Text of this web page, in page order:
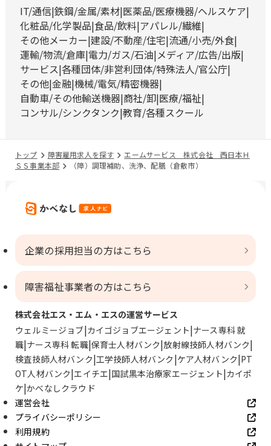
IT/通信 鉄鋼/金属/素材 医薬品/医療機器/ヘルスケア
化粧品/化学製品 食品/飲料 アパレル/繊維
その他メーカー 建設/不動産/住宅 流通/小売/外食
運輸/物流/倉庫 電力/ガス/石油 メディア/広告/出版
サービス 各種団体/非営利団体/特殊法人/官公庁
その他 金融 機械/電気/精密機器
自動車/その他輸送機器 商社/卸 医療/福祉
コンサル/シンクタンク 教育/各種スクール
トップ 障害雇用求人を探す
エームサービス 株式会社 西日本Ｈ
ＳＳ事業本部
（障）調理補助、洗浄、配膳（倉敷市）
企業の採用担当の方はこちら
障害福祉事業者の方はこちら
株式会社エス・エム・エスの運営サービス
ウェルミージョブ カイゴジョブエージェント ナース専科 就
職 ナース専科 転職 保育士人材バンク 放射線技師人材バンク
検査技師人材バンク 工学技師人材バンク ケア人材バンク PT
OT人材バンク エイチエ 国試黒本治療家エージェント カイポ
ケ かべなしクラウド
運営会社
プライバシーポリシー
利用規約